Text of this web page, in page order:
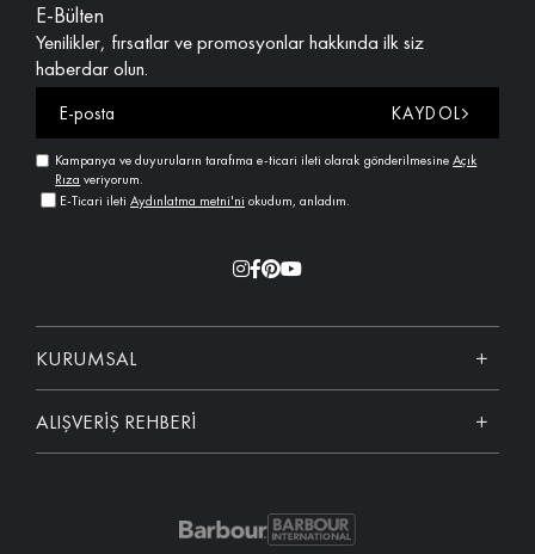
E-Bülten
Yenilikler, fırsatlar ve promosyonlar hakkında ilk siz
haberdar olun.
KAYDOL
Kampanya ve duyuruların tarafıma e-ticari ileti olarak gönderilmesineAçık
Rıza veriyorum.
E-Ticari ileti Aydınlatma metni'ni okudum, anladım.
KURUMSAL
ALIŞVERİŞ REHBERİ